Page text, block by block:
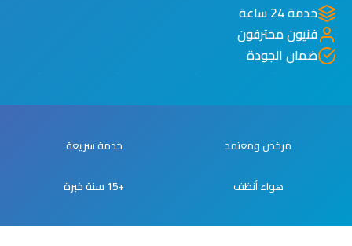
خدمة 24 ساعة
فنيون محترفون
ضمان الجودة
مرخص ومعتمد خدمة سريعة
هواء أنظف +15 سنة خبرة